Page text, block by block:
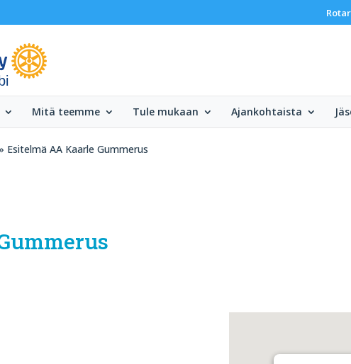
Mitä teemme Tule mukaan Ajankohtaista
Esitelmä AA Kaarle Gummerus